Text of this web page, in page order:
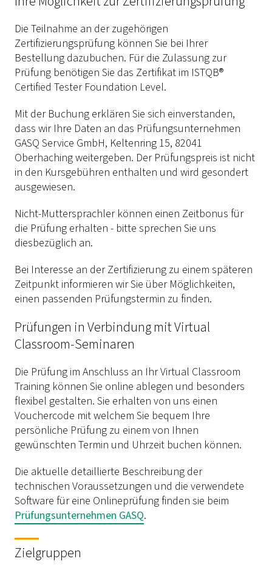
Die Teilnahme an der zugehörigen
Zertifizierungsprüfung können Sie bei Ihrer
Bestellung dazubuchen. Für die Zulassung zur
Prüfung benötigen Sie das Zertifikat im ISTQB®
Certified Tester Foundation Level.
Mit der Buchung erklären Sie sich einverstanden,
dass wir Ihre Daten an das Prüfungsunternehmen
GASQ Service GmbH, Keltenring 15, 82041
Oberhaching weitergeben. Der Prüfungspreis ist nicht
in den Kursgebühren enthalten und wird gesondert
ausgewiesen.
Nicht-Muttersprachler können einen Zeitbonus für
die Prüfung erhalten - bitte sprechen Sie uns
diesbezüglich an.
Bei Interesse an der Zertifizierung zu einem späteren
Zeitpunkt informieren wir Sie über Möglichkeiten,
einen passenden Prüfungstermin zu finden.
Prüfungen in Verbindung mit Virtual
Classroom-Seminaren
Die Prüfung im Anschluss an Ihr Virtual Classroom
Training können Sie online ablegen und besonders
flexibel gestalten. Sie erhalten von uns einen
Vouchercode mit welchem Sie bequem Ihre
persönliche Prüfung zu einem von Ihnen
gewünschten Termin und Uhrzeit buchen können.
Die aktuelle detaillierte Beschreibung der
technischen Voraussetzungen und die verwendete
Software für eine Onlineprüfung finden sie beim
Prüfungsunternehmen GASQ.
Zielgruppen